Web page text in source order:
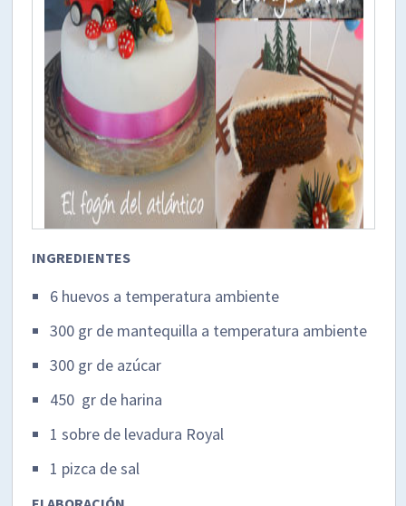
INGREDIENTES
6 huevos a temperatura ambiente
300 gr de mantequilla a temperatura ambiente
300 gr de azúcar
450 gr de harina
1 sobre de levadura Royal
1 pizca de sal